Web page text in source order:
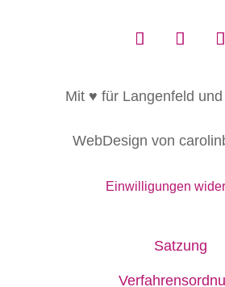
Mit ♥ für Langenfeld
WebDesign von
Einwilligungen
Satzung